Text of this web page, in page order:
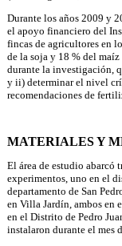
Durante los años 2009 y
el apoyo financiero del
fincas de agricultores en
de la soja y 18 % del
durante la investigación,
y ii) determinar el nivel
recomendaciones de
MATERIALES Y
El área de estudio abarcó
experimentos, uno en el
departamento de San
en Villa Jardín, ambos en
en el Distrito de Pedro
instalaron durante el mes